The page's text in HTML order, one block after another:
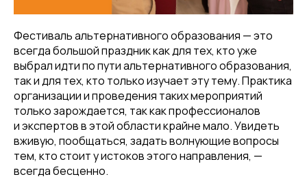
Фестиваль альтернативного образования — это
всегда большой праздник как для тех, кто уже
выбрал идти по пути альтернативного образования,
так и для тех, кто только изучает эту тему. Практика
организации и проведения таких мероприятий
только зарождается, так как профессионалов
и экспертов в этой области крайне мало. Увидеть
вживую, пообщаться, задать волнующие вопросы
тем, кто стоит у истоков этого направления, —
всегда бесценно.